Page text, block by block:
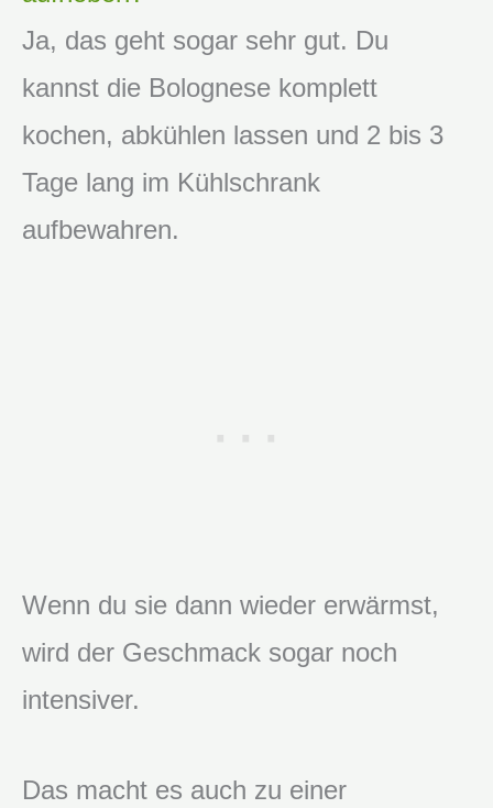
Ja, das geht sogar sehr gut. Du
kannst die Bolognese komplett
kochen, abkühlen lassen und 2 bis 3
Tage lang im Kühlschrank
aufbewahren.
Wenn du sie dann wieder erwärmst,
wird der Geschmack sogar noch
intensiver.
Das macht es auch zu einer